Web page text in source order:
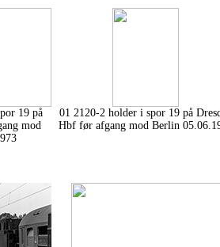
19 på
mod
01 2120-2 holder i spor 19 på
Hbf før afgang mod Berlin